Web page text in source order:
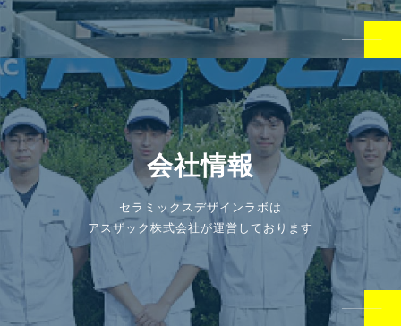
会社情報
セラミックスデザインラボは
アスザック株式会社が運営しております